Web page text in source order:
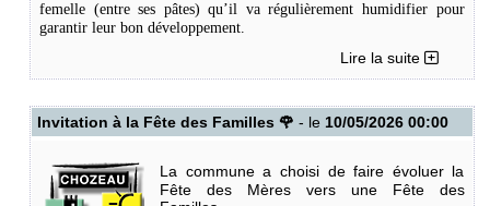
femelle (entre ses pâtes) qu’il va régulièrement humidifier pour
garantir leur bon développement.
Pour l’instant il a été repéré dans le haut Poisieu, rue des pluses.
Si vous avez la chance d’avoir ce crapaud dans votre jardin,
n’hésitez pas à nous faire remonter l’information : mail de la
communesecretariat.general@mairie-chozeau.frou celui du
gestionnaire ENS Nord Isère benjamin.balme@isere.fr.
Pour les curieux, voici le chant mélodieux de l’Alyte :Vidéos Bing
Lire la suite
Invitation à la Fête des Familles 🌹 - le 10/05/2026 00:00
La commune a choisi de faire évoluer la
Fête des Mères vers une Fête des